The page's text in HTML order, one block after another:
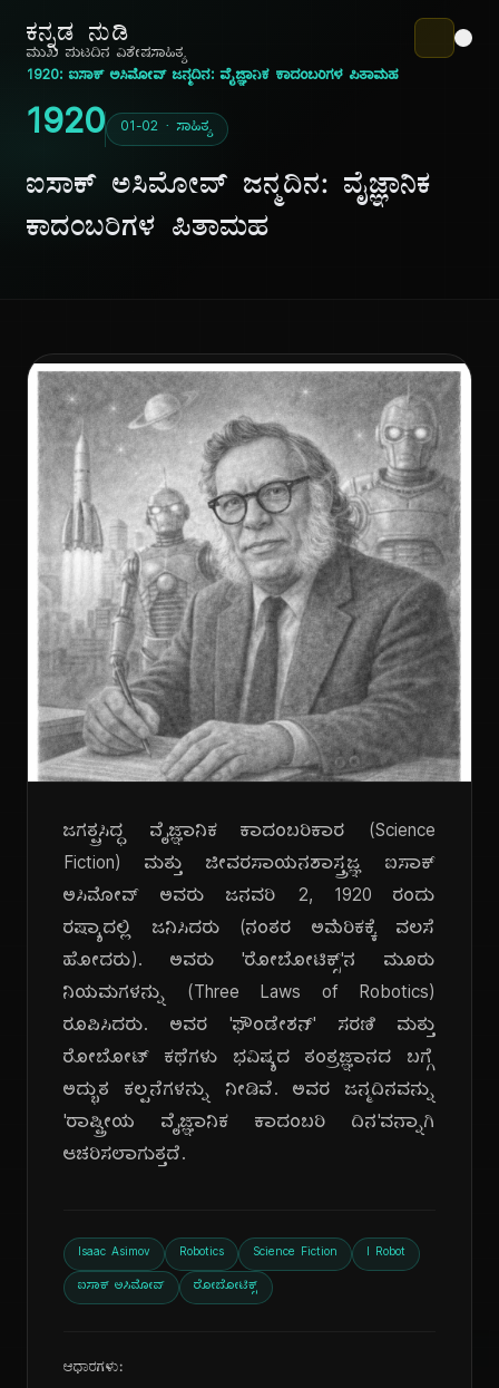
ಕನ್ನಡ ನುಡಿ
ಮುಖ ಪುಟದಿನ ವಿಶೇಷಸಾಹಿತ್ಯ
1920: ಐಸಾಕ್ ಅಸಿಮೋವ್ ಜನ್ಮದಿನ: ವೈಜ್ಞಾನಿಕ ಕಾದಂಬರಿಗಳ ಪಿತಾಮಹ
1920 01-02 · ಸಾಹಿತ್ಯ
ಐಸಾಕ್ ಅಸಿಮೋವ್ ಜನ್ಮದಿನ: ವೈಜ್ಞಾನಿಕ
ಕಾದಂಬರಿಗಳ ಪಿತಾಮಹ
ಜಗತ್ಪ್ರಸಿದ್ಧ ವೈಜ್ಞಾನಿಕ ಕಾದಂಬರಿಕಾರ (Science
Fiction) ಮತ್ತು ಜೀವರಸಾಯನಶಾಸ್ತ್ರಜ್ಞ ಐಸಾಕ್
ಅಸಿಮೋವ್ ಅವರು ಜನವರಿ 2, 1920 ರಂದು
ರಷ್ಯಾದಲ್ಲಿ ಜನಿಸಿದರು (ನಂತರ ಅಮೆರಿಕಕ್ಕೆ ವಲಸೆ
ಹೋದರು). ಅವರು 'ರೋಬೋಟಿಕ್ಸ್'ನ ಮೂರು
ನಿಯಮಗಳನ್ನು (Three Laws of Robotics)
ರೂಪಿಸಿದರು. ಅವರ 'ಫೌಂಡೇಶನ್' ಸರಣಿ ಮತ್ತು
ರೋಬೋಟ್ ಕಥೆಗಳು ಭವಿಷ್ಯದ ತಂತ್ರಜ್ಞಾನದ ಬಗ್ಗೆ
ಅದ್ಭುತ ಕಲ್ಪನೆಗಳನ್ನು ನೀಡಿವೆ. ಅವರ ಜನ್ಮದಿನವನ್ನು
'ರಾಷ್ಟ್ರೀಯ ವೈಜ್ಞಾನಿಕ ಕಾದಂಬರಿ ದಿನ'ವನ್ನಾಗಿ
ಆಚರಿಸಲಾಗುತ್ತದೆ.
Isaac Asimov Robotics Science Fiction I Robot
ಐಸಾಕ್ ಅಸಿಮೋವ್ ರೋಬೋಟಿಕ್ಸ್
ಆಧಾರಗಳು: